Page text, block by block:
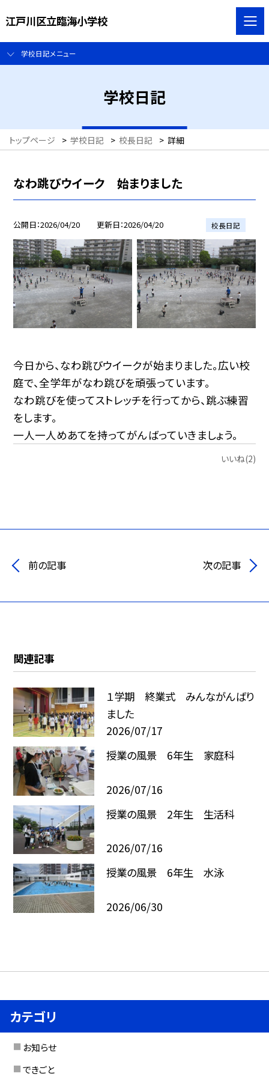
江戸川区立臨海小学校
学校日記メニュー
学校日記
トップページ > 学校日記 > 校長日記 > 詳細
なわ跳びウイーク 始まりました
公開日 2026/04/20 更新日 2026/04/20 校長日記
今日から、なわ跳びウイークが始まりました。広い校
庭で、全学年がなわ跳びを頑張っています。
なわ跳びを使ってストレッチを行ってから、跳ぶ練習
をします。
一人一人めあてを持ってがんばっていきましょう。
いいね(2)
前の記事 次の記事
関連記事
１学期 終業式 みんながんばり
ました
2026/07/17
授業の風景 6年生 家庭科
2026/07/16
授業の風景 2年生 生活科
2026/07/16
授業の風景 6年生 水泳
2026/06/30
カテゴリ
お知らせ
できごと